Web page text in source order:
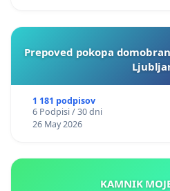
Prepoved pokopa
1 181 podpisov
6 Podpisi / 30 dni
26 May 2026